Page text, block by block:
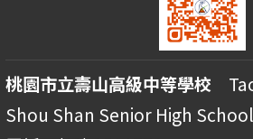
桃園市立壽山高級中等學校
Shou Shan Senior High School